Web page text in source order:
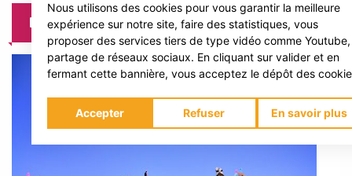
DERNIÈRES MINUTES
Nous utilisons des cookies pour vous garantir la meilleure
expérience sur notre site, faire des statistiques, vous
proposer des services tiers de type vidéo comme Youtube,
partage de réseaux sociaux. En cliquant sur valider et en
fermant cette bannière, vous acceptez le dépôt des
Accepter Refuser En savoir plus